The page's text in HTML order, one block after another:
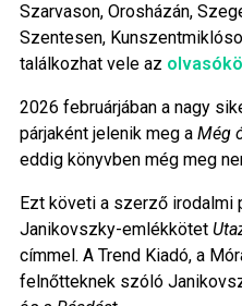
Szarvason, Orosházán,
Szentesen,
találkozhat vele az
2026 februárjában a nagy
párjaként jelenik meg a Még
eddig könyvben még meg
Ezt követi a szerző irodalmi
Janikovszky-emlékkötet
címmel. A Trend Kiadó, a
felnőtteknek szóló